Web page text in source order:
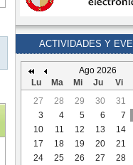
ACTIVIDADES Y
Ago 2026
Lu
Ma Mi Ju Vi
27
28 29 30 31
3
4 5 6 7
10
11 12 13 14
17
18 19 20 21
24
25 26 27 28